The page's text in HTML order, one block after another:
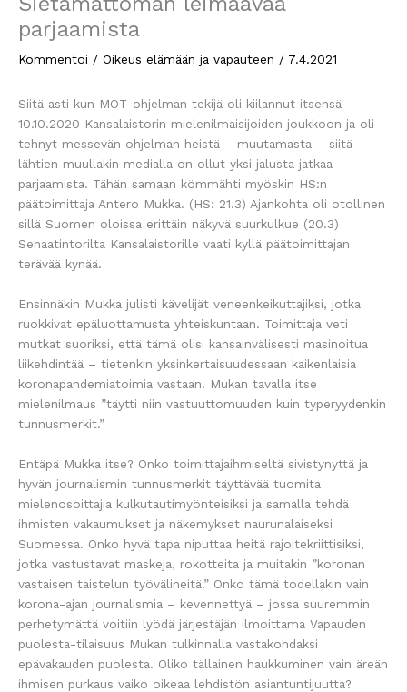
parjaamista
Kommentoi / Oikeus elämään ja vapauteen / 7.4.2021
Siitä asti kun MOT-ohjelman tekijä oli kiilannut itsensä
10.10.2020 Kansalaistorin mielenilmaisijoiden joukkoon ja oli
tehnyt messevän ohjelman heistä – muutamasta – siitä
lähtien muullakin medialla on ollut yksi jalusta jatkaa
parjaamista. Tähän samaan kömmähti myöskin HS:n
päätoimittaja Antero Mukka. (HS: 21.3) Ajankohta oli otollinen
sillä Suomen oloissa erittäin näkyvä suurkulkue (20.3)
Senaatintorilta Kansalaistorille vaati kyllä päätoimittajan
terävää kynää.
Ensinnäkin Mukka julisti kävelijät veneenkeikuttajiksi, jotka
ruokkivat epäluottamusta yhteiskuntaan. Toimittaja veti
mutkat suoriksi, että tämä olisi kansainvälisesti masinoitua
liikehdintää – tietenkin yksinkertaisuudessaan kaikenlaisia
koronapandemiatoimia vastaan. Mukan tavalla itse
mielenilmaus ”täytti niin vastuuttomuuden kuin typeryydenkin
tunnusmerkit.”
Entäpä Mukka itse? Onko toimittajaihmiseltä sivistynyttä ja
hyvän journalismin tunnusmerkit täyttävää tuomita
mielenosoittajia kulkutautimyönteisiksi ja samalla tehdä
ihmisten vakaumukset ja näkemykset naurunalaiseksi
Suomessa. Onko hyvä tapa niputtaa heitä rajoitekriittisiksi,
jotka vastustavat maskeja, rokotteita ja muitakin ”koronan
vastaisen taistelun työvälineitä.” Onko tämä todellakin vain
korona-ajan journalismia – kevennettyä – jossa suuremmin
perhetymättä voitiin lyödä järjestäjän ilmoittama Vapauden
puolesta-tilaisuus Mukan tulkinnalla vastakohdaksi
epävakauden puolesta. Oliko tällainen haukkuminen vain äreän
ihmisen purkaus vaiko oikeaa lehdistön asiantuntijuutta?